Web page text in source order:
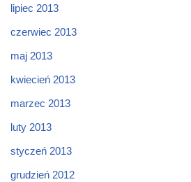
lipiec 2013
czerwiec 2013
maj 2013
kwiecień 2013
marzec 2013
luty 2013
styczeń 2013
grudzień 2012